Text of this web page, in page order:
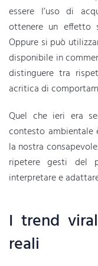
essere l’uso di
ottenere un effetto
Oppure si può
disponibile in
distinguere tra
acritica di
Quel che ieri era
contesto ambientale
la nostra
ripetere gesti del
interpretare e
I trend
reali